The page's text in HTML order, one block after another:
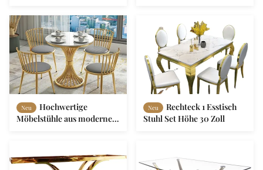
Neu
Hochwertige
Möbelstühle aus modernem
Neu
Rechteck 1 Esstisch
Stuhl Set Höhe 30 Zoll